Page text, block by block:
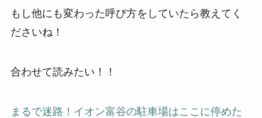
もし他にも変わった呼び方をしていたら教えてく
ださいね！
合わせて読みたい！！
まるで迷路！イオン富谷の駐車場はここに停めた